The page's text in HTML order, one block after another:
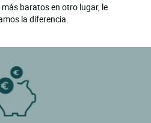
baratos en otro lugar, le
la diferencia.